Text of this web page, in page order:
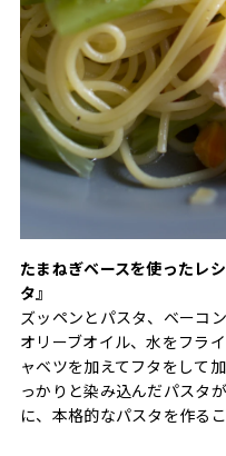
たまねぎベースを使ったレ
タ』
ズッペンとパスタ、ベーコ
オリーブオイル、水をフラ
ャベツを加えてフタをして
っかりと染み込んだパスタ
に、本格的なパスタを作る